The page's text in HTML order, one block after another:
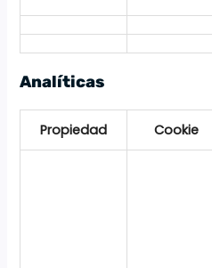
Analíticas
Propiedad Cookie